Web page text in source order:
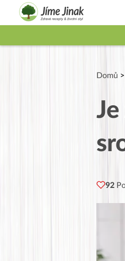
Domů >
92